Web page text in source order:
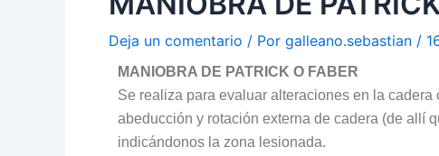
Deja un comentario / Por galleano.sebastian /
MANIOBRA DE PATRICK O FABER
Se realiza para evaluar alteraciones en la
abeducción y rotación externa de cadera (de allí
indicándonos la zona lesionada.